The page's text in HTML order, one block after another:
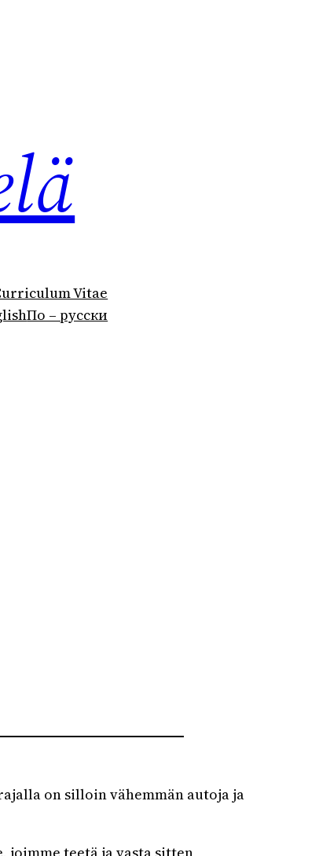
Vitae
По – русски
on silloin vähemmän autoja ja